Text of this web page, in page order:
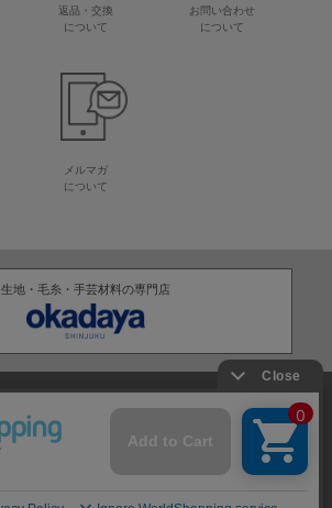
返品・交換
について
お問い合わせ
について
メルマガ
について
生地・毛糸・手芸材料の専門店
会社概要 採用情報
表記 サイトマップ